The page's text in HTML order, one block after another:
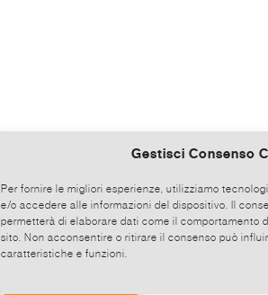
Gestisci Consenso
Per fornire le migliori esperienze, utilizziamo
e/o accedere alle informazioni del dispositivo. Il
permetterà di elaborare dati come il comportamento
sito. Non acconsentire o ritirare il consenso può
caratteristiche e funzioni.